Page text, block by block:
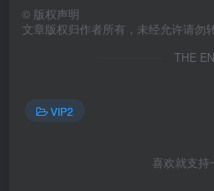
© 版权声明
文章版权归作者所有，未经允许请勿转
THE
VIP2
喜欢就支持